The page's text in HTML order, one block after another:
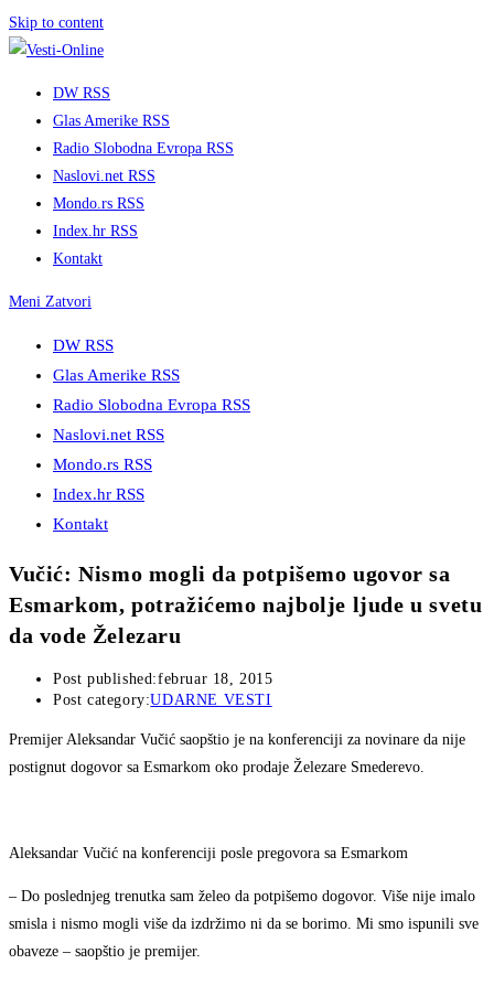
Skip to content
DW RSS
Glas Amerike RSS
Radio Slobodna Evropa RSS
Naslovi.net RSS
Mondo.rs RSS
Index.hr RSS
Kontakt
Meni Zatvori
DW RSS
Glas Amerike RSS
Radio Slobodna Evropa RSS
Naslovi.net RSS
Mondo.rs RSS
Index.hr RSS
Kontakt
Vučić: Nismo mogli da potpišemo ugovor sa
Esmarkom, potražićemo najbolje ljude u svetu
da vode Železaru
Post published:februar 18, 2015
Post category:UDARNE VESTI
Premijer Aleksandar Vučić saopštio je na konferenciji za novinare da nije
postignut dogovor sa Esmarkom oko prodaje Železare Smederevo.
Aleksandar Vučić na konferenciji posle pregovora sa Esmarkom
– Do poslednjeg trenutka sam želeo da potpišemo dogovor. Više nije imalo
smisla i nismo mogli više da izdržimo ni da se borimo. Mi smo ispunili sve
obaveze – saopštio je premijer.